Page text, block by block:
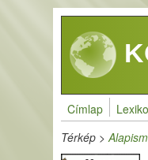
Ugrás a tartalomra
Címlap
Térkép >